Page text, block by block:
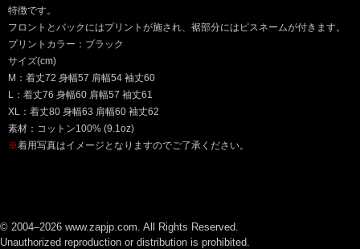
特徴です。
フロントとバックにはプリントが施され、裾部分にはピスネームが付きます。
プリントカラー：ブラック
サイズ(cm)
M：着丈72 身幅57 肩幅54 袖丈60
L：着丈76 身幅60 肩幅57 袖丈61
XL：着丈80 身幅63 肩幅60 袖丈62
素材：コットン100% (9.1oz)
※着用写真はイメージとなりますのでご了承ください。
© 2004–2026 www.zapjp.com. All Rights Reserved.
Unauthorized reproduction or distribution is prohibited.